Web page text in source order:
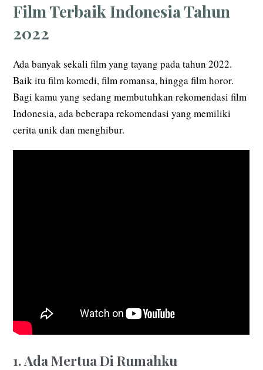
Film Terbaik Indonesia Tahun
2022
Ada banyak sekali film yang tayang pada tahun 2022.
Baik itu film komedi, film romansa, hingga film horor.
Bagi kamu yang sedang membutuhkan rekomendasi film
Indonesia, ada beberapa rekomendasi yang memiliki
cerita unik dan menghibur.
1. Ada Mertua Di Rumahku